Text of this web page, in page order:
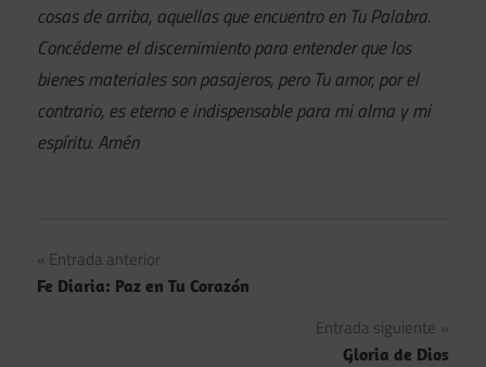
cosas de arriba, aquellas que encuentro en Tu Palabra.
Concédeme el discernimiento para entender que los
bienes materiales son pasajeros, pero Tu amor, por el
contrario, es eterno e indispensable para mi alma y mi
espíritu. Amén
Navegación
de
Entrada anterior
Fe Diaria: Paz en Tu Corazón
Entrada siguiente
Gloria de Dios